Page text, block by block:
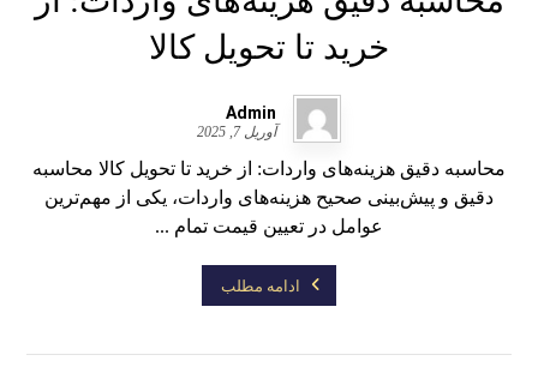
خرید تا تحویل کالا
Admin
آوریل 7, 2025
محاسبه دقیق هزینه‌های واردات: از خرید تا تحویل کالا محاسبه
دقیق و پیش‌بینی صحیح هزینه‌های واردات، یکی از مهم‌ترین
عوامل در تعیین قیمت تمام ...
ادامه مطلب